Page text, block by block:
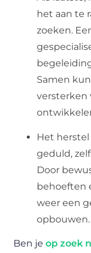
het aan te
zoeken.
Samen
versterken
Het
geduld,
Door
behoeften
weer een
opbouwen.
Ben jeop zoek